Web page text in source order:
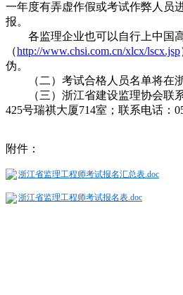
一年度有弄虚作假或考试作弊人员
报。
各监理企业也可以自行上中国高
（http://www.chsi.com.cn/xlcx/lscx.jsp
伪。
（二）考试合格人员名单将在浙
（三）浙江省建设监理协会联
425号瑞祺大厦714室；联系电话：
附件：
浙江省监理工程师考试报名汇总表.doc
浙江省监理工程师考试报名表.doc